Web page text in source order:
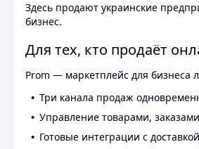
Здесь продают украинские
бизнес.
Для тех, кто продаёт
Prom — маркетплейс для бизнеса
Три канала продаж
Управление товарами,
Готовые интеграции с